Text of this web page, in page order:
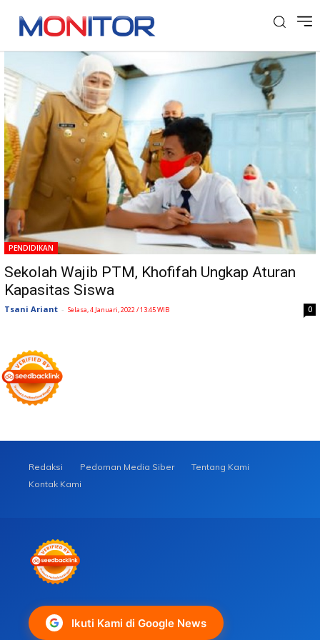
Tag: Disdik Jatim
PENDIDIKAN
Sekolah Wajib PTM, Khofifah Ungkap Aturan
Kapasitas Siswa
Tsani Ariant - Selasa, 4 Januari, 2022 / 13:45 WIB 0
Redaksi Pedoman Media Siber
Tentang Kami
Kontak Kami
Ikuti Kami di Google News